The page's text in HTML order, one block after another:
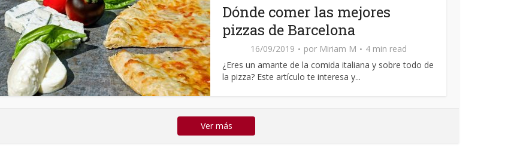
Dónde comer las mejores
pizzas de Barcelona
16/09/2019 por Miriam M
4 min read
¿Eres un amante de la comida italiana y sobre todo de
la pizza? Este artículo te interesa y...
Ver más